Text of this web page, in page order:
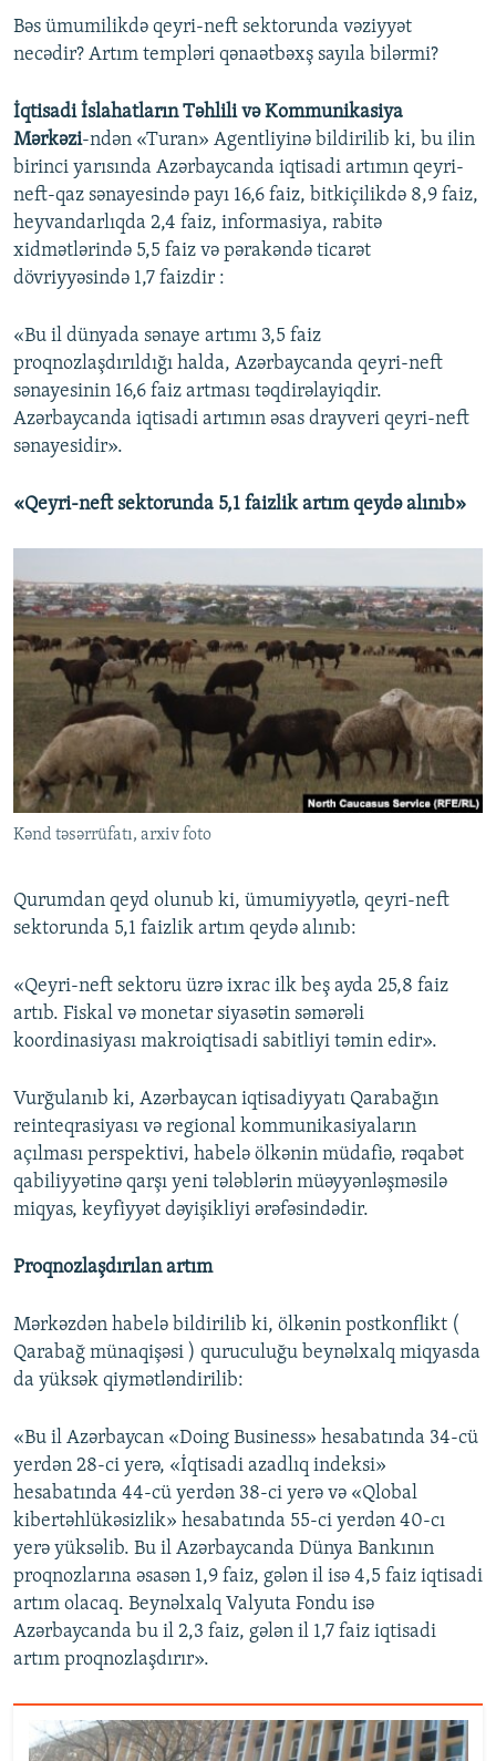
Bəs ümumilikdə qeyri-neft sektorunda vəziyyət
necədir? Artım templəri qənaətbəxş sayıla bilərmi?
İqtisadi İslahatların Təhlili və Kommunikasiya
Mərkəzi-ndən «Turan» Agentliyinə bildirilib ki, bu ilin
birinci yarısında Azərbaycanda iqtisadi artımın qeyri-
neft-qaz sənayesində payı 16,6 faiz, bitkiçilikdə 8,9 faiz,
heyvandarlıqda 2,4 faiz, informasiya, rabitə
xidmətlərində 5,5 faiz və pərakəndə ticarət
dövriyyəsində 1,7 faizdir :
«Bu il dünyada sənaye artımı 3,5 faiz
proqnozlaşdırıldığı halda, Azərbaycanda qeyri-neft
sənayesinin 16,6 faiz artması təqdirəlayiqdir.
Azərbaycanda iqtisadi artımın əsas drayveri qeyri-neft
sənayesidir».
«Qeyri-neft sektorunda 5,1 faizlik artım qeydə alınıb»
Kənd təsərrüfatı, arxiv foto
Qurumdan qeyd olunub ki, ümumiyyətlə, qeyri-neft
sektorunda 5,1 faizlik artım qeydə alınıb:
«Qeyri-neft sektoru üzrə ixrac ilk beş ayda 25,8 faiz
artıb. Fiskal vә monetar siyasәtin səmərəli
koordinasiyası makroiqtisadi sabitliyi təmin edir».
Vurğulanıb ki, Azərbaycan iqtisadiyyatı Qarabağın
reinteqrasiyası və regional kommunikasiyaların
açılması perspektivi, habelə ölkənin müdafiə, rəqabət
qabiliyyətinə qarşı yeni tələblərin müəyyənləşməsilə
miqyas, keyfiyyət dəyişikliyi ərəfəsindədir.
Proqnozlaşdırılan artım
Mərkəzdən habelə bildirilib ki, ölkənin postkonflikt (
Qarabağ münaqişəsi ) quruculuğu beynəlxalq miqyasda
da yüksək qiymətləndirilib:
«Bu il Azərbaycan «Doing Business» hesabatında 34-cü
yerdən 28-ci yerə, «İqtisadi azadlıq indeksi»
hesabatında 44-cü yerdən 38-ci yerə və «Qlobal
kibertəhlükəsizlik» hesabatında 55-ci yerdən 40-cı
yerə yüksəlib. Bu il Azərbaycanda Dünya Bankının
proqnozlarına əsasən 1,9 faiz, gələn il isə 4,5 faiz iqtisadi
artım olacaq. Beynəlxalq Valyuta Fondu isə
Azərbaycanda bu il 2,3 faiz, gələn il 1,7 faiz iqtisadi
artım proqnozlaşdırır».